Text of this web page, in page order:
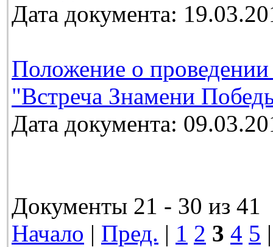
Дата документа:
Положение о
"Встреча Знамени
Дата документа:
Документы 21 - 30 из 41
Начало | Пред. | 1 2 3 4 5